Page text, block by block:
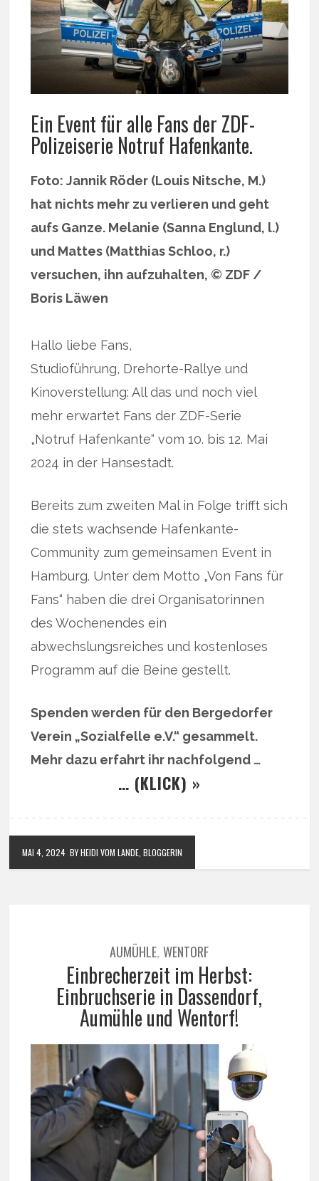
Ein Event für alle Fans der ZDF-
Polizeiserie Notruf Hafenkante.
Foto: Jannik Röder (Louis Nitsche, M.)
hat nichts mehr zu verlieren und geht
aufs Ganze. Melanie (Sanna Englund, l.)
und Mattes (Matthias Schloo, r.)
versuchen, ihn aufzuhalten, © ZDF /
Boris Läwen
Hallo liebe Fans,
Studioführung, Drehorte-Rallye und
Kinoverstellung: All das und noch viel
mehr erwartet Fans der ZDF-Serie
„Notruf Hafenkante“ vom 10. bis 12. Mai
2024 in der Hansestadt.
Bereits zum zweiten Mal in Folge trifft sich
die stets wachsende Hafenkante-
Community zum gemeinsamen Event in
Hamburg. Unter dem Motto „Von Fans für
Fans“ haben die drei Organisatorinnen
des Wochenendes ein
abwechslungsreiches und kostenloses
Programm auf die Beine gestellt.
Spenden werden für den Bergedorfer
Verein „Sozialfelle e.V.“ gesammelt.
Mehr dazu erfahrt ihr nachfolgend …
… (KLICK) »
MAI 4, 2024 BY HEIDI VOM LANDE, BLOGGERIN
AUMÜHLE,WENTORF
Einbrecherzeit im Herbst:
Einbruchserie in Dassendorf,
Aumühle und Wentorf!